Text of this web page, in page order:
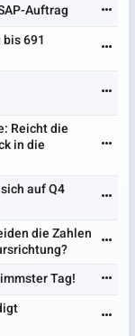
Auftrag
691
Reicht die
in die
auf Q4
die Zahlen
Tag!